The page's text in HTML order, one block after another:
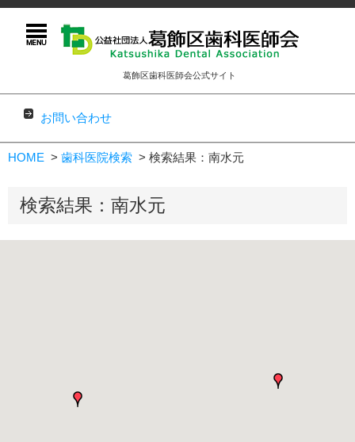
葛飾区歯科医師会公式サイト
お問い合わせ
コンテンツに移動
HOME 歯科医院検索 検索結果：南水元
検索結果：南水元